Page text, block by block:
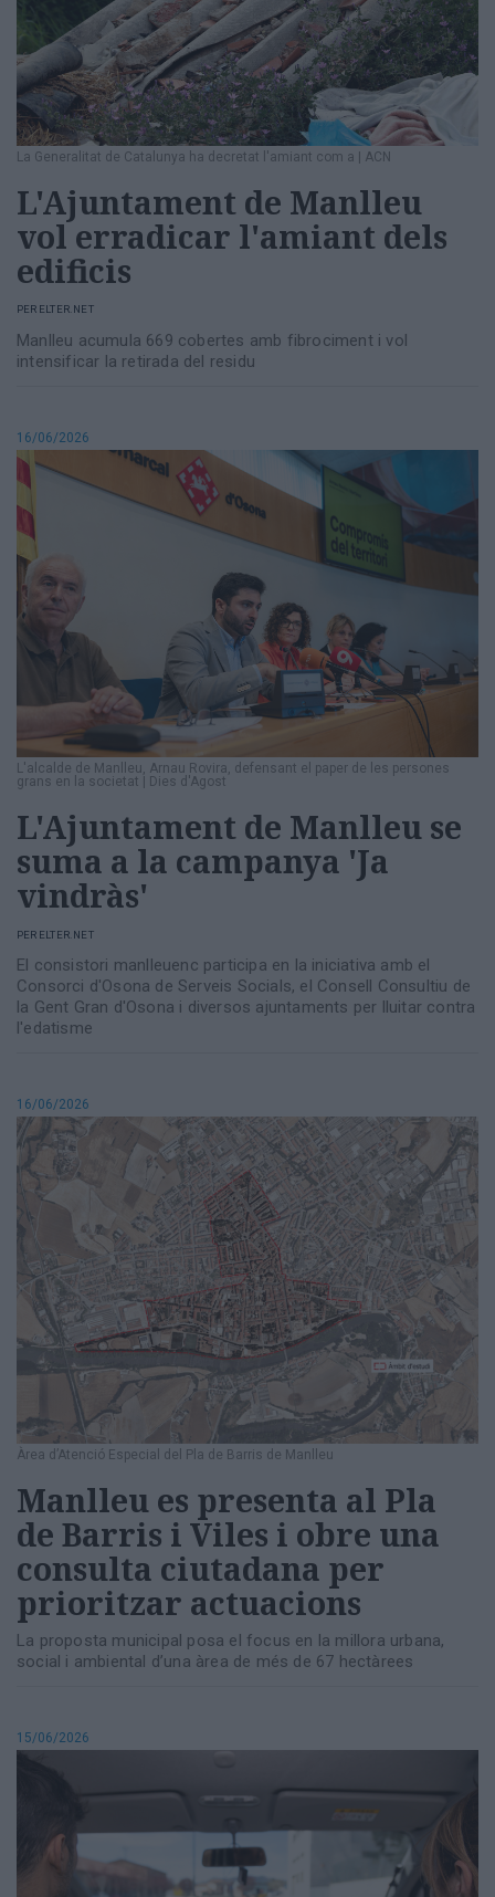
notícies
La Generalitat de Catalunya ha decretat l'amiant com a | ACN
L'Ajuntament de Manlleu
vol erradicar l'amiant dels
edificis
PER ELTER.NET
Manlleu acumula 669 cobertes amb fibrociment i vol
intensificar la retirada del residu
16/06/2026
L'alcalde de Manlleu, Arnau Rovira, defensant el paper de les persones
grans en la societat
Dies d'Agost
L'Ajuntament de Manlleu se
suma a la campanya 'Ja
vindràs'
PER ELTER.NET
El consistori manlleuenc participa en la iniciativa amb el
Consorci d'Osona de Serveis Socials, el Consell Consultiu de
la Gent Gran d'Osona i diversos ajuntaments per lluitar contra
l'edatisme
16/06/2026
Àrea d’Atenció Especial del Pla de Barris de Manlleu
Manlleu es presenta al Pla
de Barris i Viles i obre una
consulta ciutadana per
prioritzar actuacions
La proposta municipal posa el focus en la millora urbana,
social i ambiental d’una àrea de més de 67 hectàrees
15/06/2026